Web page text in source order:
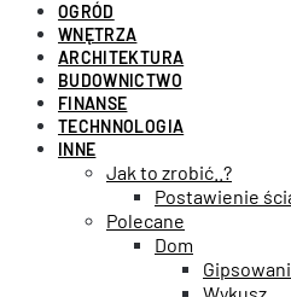
OGRÓD
WNĘTRZA
ARCHITEKTURA
BUDOWNICTWO
FINANSE
TECHNNOLOGIA
INNE
Jak to zrobić..?
Postawienie
Polecane
Dom